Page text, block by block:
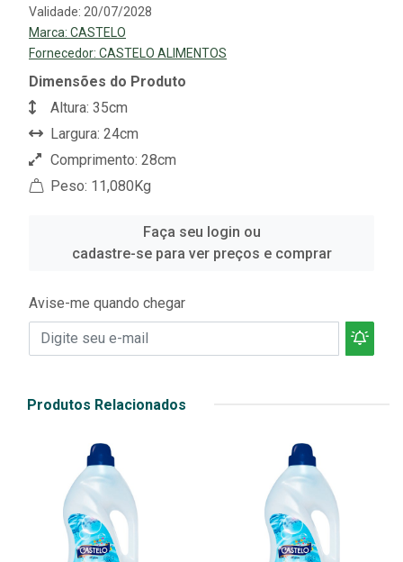
Validade: 20/07/2028
Marca: CASTELO
Fornecedor: CASTELO ALIMENTOS
Dimensões do Produto
Altura: 35cm
Largura: 24cm
Comprimento: 28cm
Peso: 11,080Kg
Faça seu login ou
cadastre-se para ver preços e comprar
Avise-me quando chegar
Produtos Relacionados